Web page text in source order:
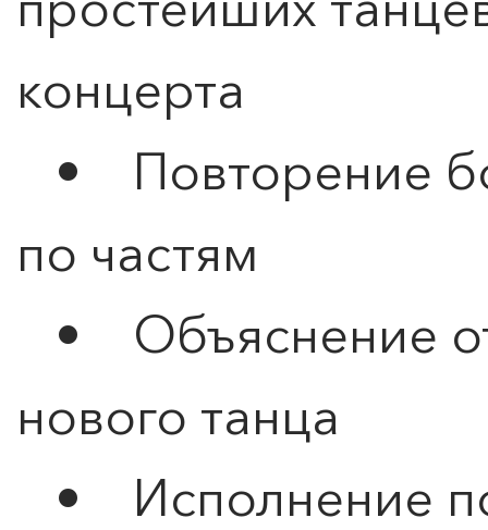
концерта
• Повторение
по частям
• Объяснение
нового танца
• Исполнение